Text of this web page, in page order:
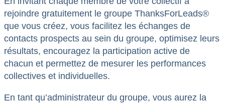
rejoindre gratuitement le groupe ThanksForLeads®
que vous créez, vous facilitez les échanges de
contacts prospects au sein du groupe, optimisez leurs
résultats, encouragez la participation active de
chacun et permettez de mesurer les performances
collectives et individuelles.
En tant qu’administrateur du groupe, vous aurez la